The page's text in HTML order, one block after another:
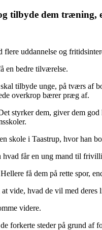
tilbyde dem
uddannelse og
en bedre tilværelse.
tilbyde unge, på tværs
overkrop bærer præg af.
styrker dem, giver dem
skole i Taastrup, hvor han
får en ung mand til
få dem på rette spor,
vide, hvad de vil med deres
videre.
forkerte steder på grund af